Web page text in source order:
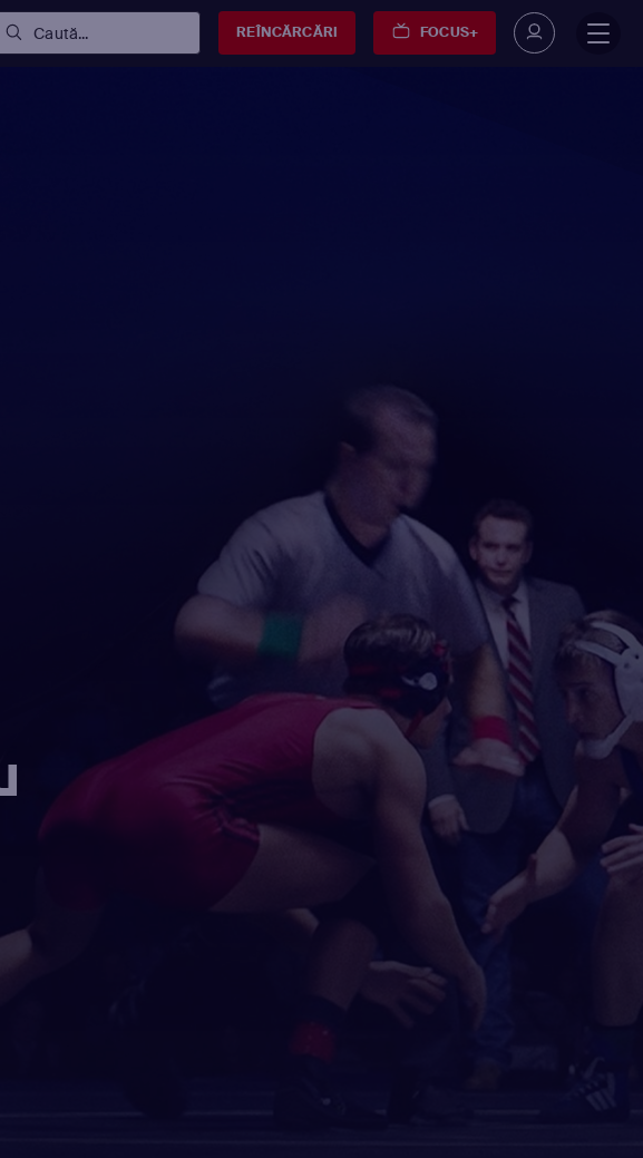
Caută... REÎNCĂRCĂRI FOCUS+